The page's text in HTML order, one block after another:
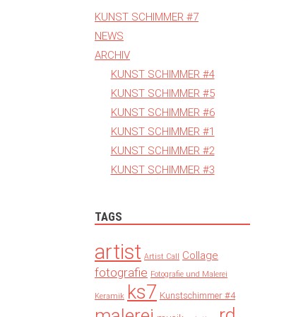
KUNST SCHIMMER #7
NEWS
ARCHIV
KUNST SCHIMMER #4
KUNST SCHIMMER #5
KUNST SCHIMMER #6
KUNST SCHIMMER #1
KUNST SCHIMMER #2
KUNST SCHIMMER #3
TAGS
artist Artist Call Collage
fotografie Fotografie und Malerei
Keramik ks7 Kunstschimmer #4